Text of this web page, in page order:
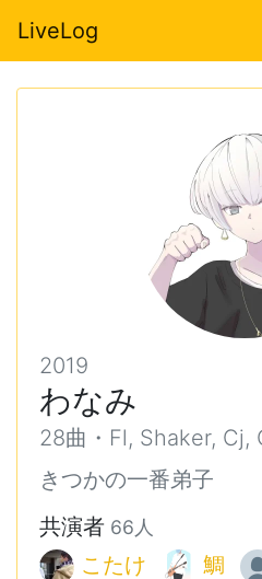
LiveLog
2019
わなみ
28曲・Fl, Shaker, Cj,
きつかの一番弟子
共演者 66人
こたけ 鯛